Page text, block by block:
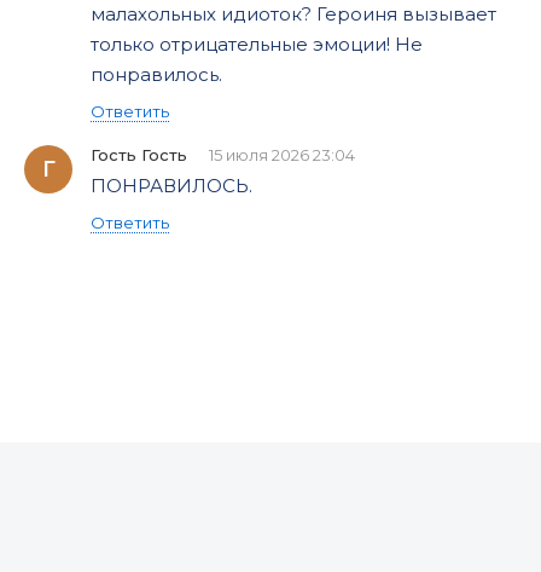
малахольных идиоток? Героиня вызывает
только отрицательные эмоции! Не
понравилось.
Ответить
Г
Гость Гость 15 июля 2026 23:04
ПОНРАВИЛОСЬ.
Ответить